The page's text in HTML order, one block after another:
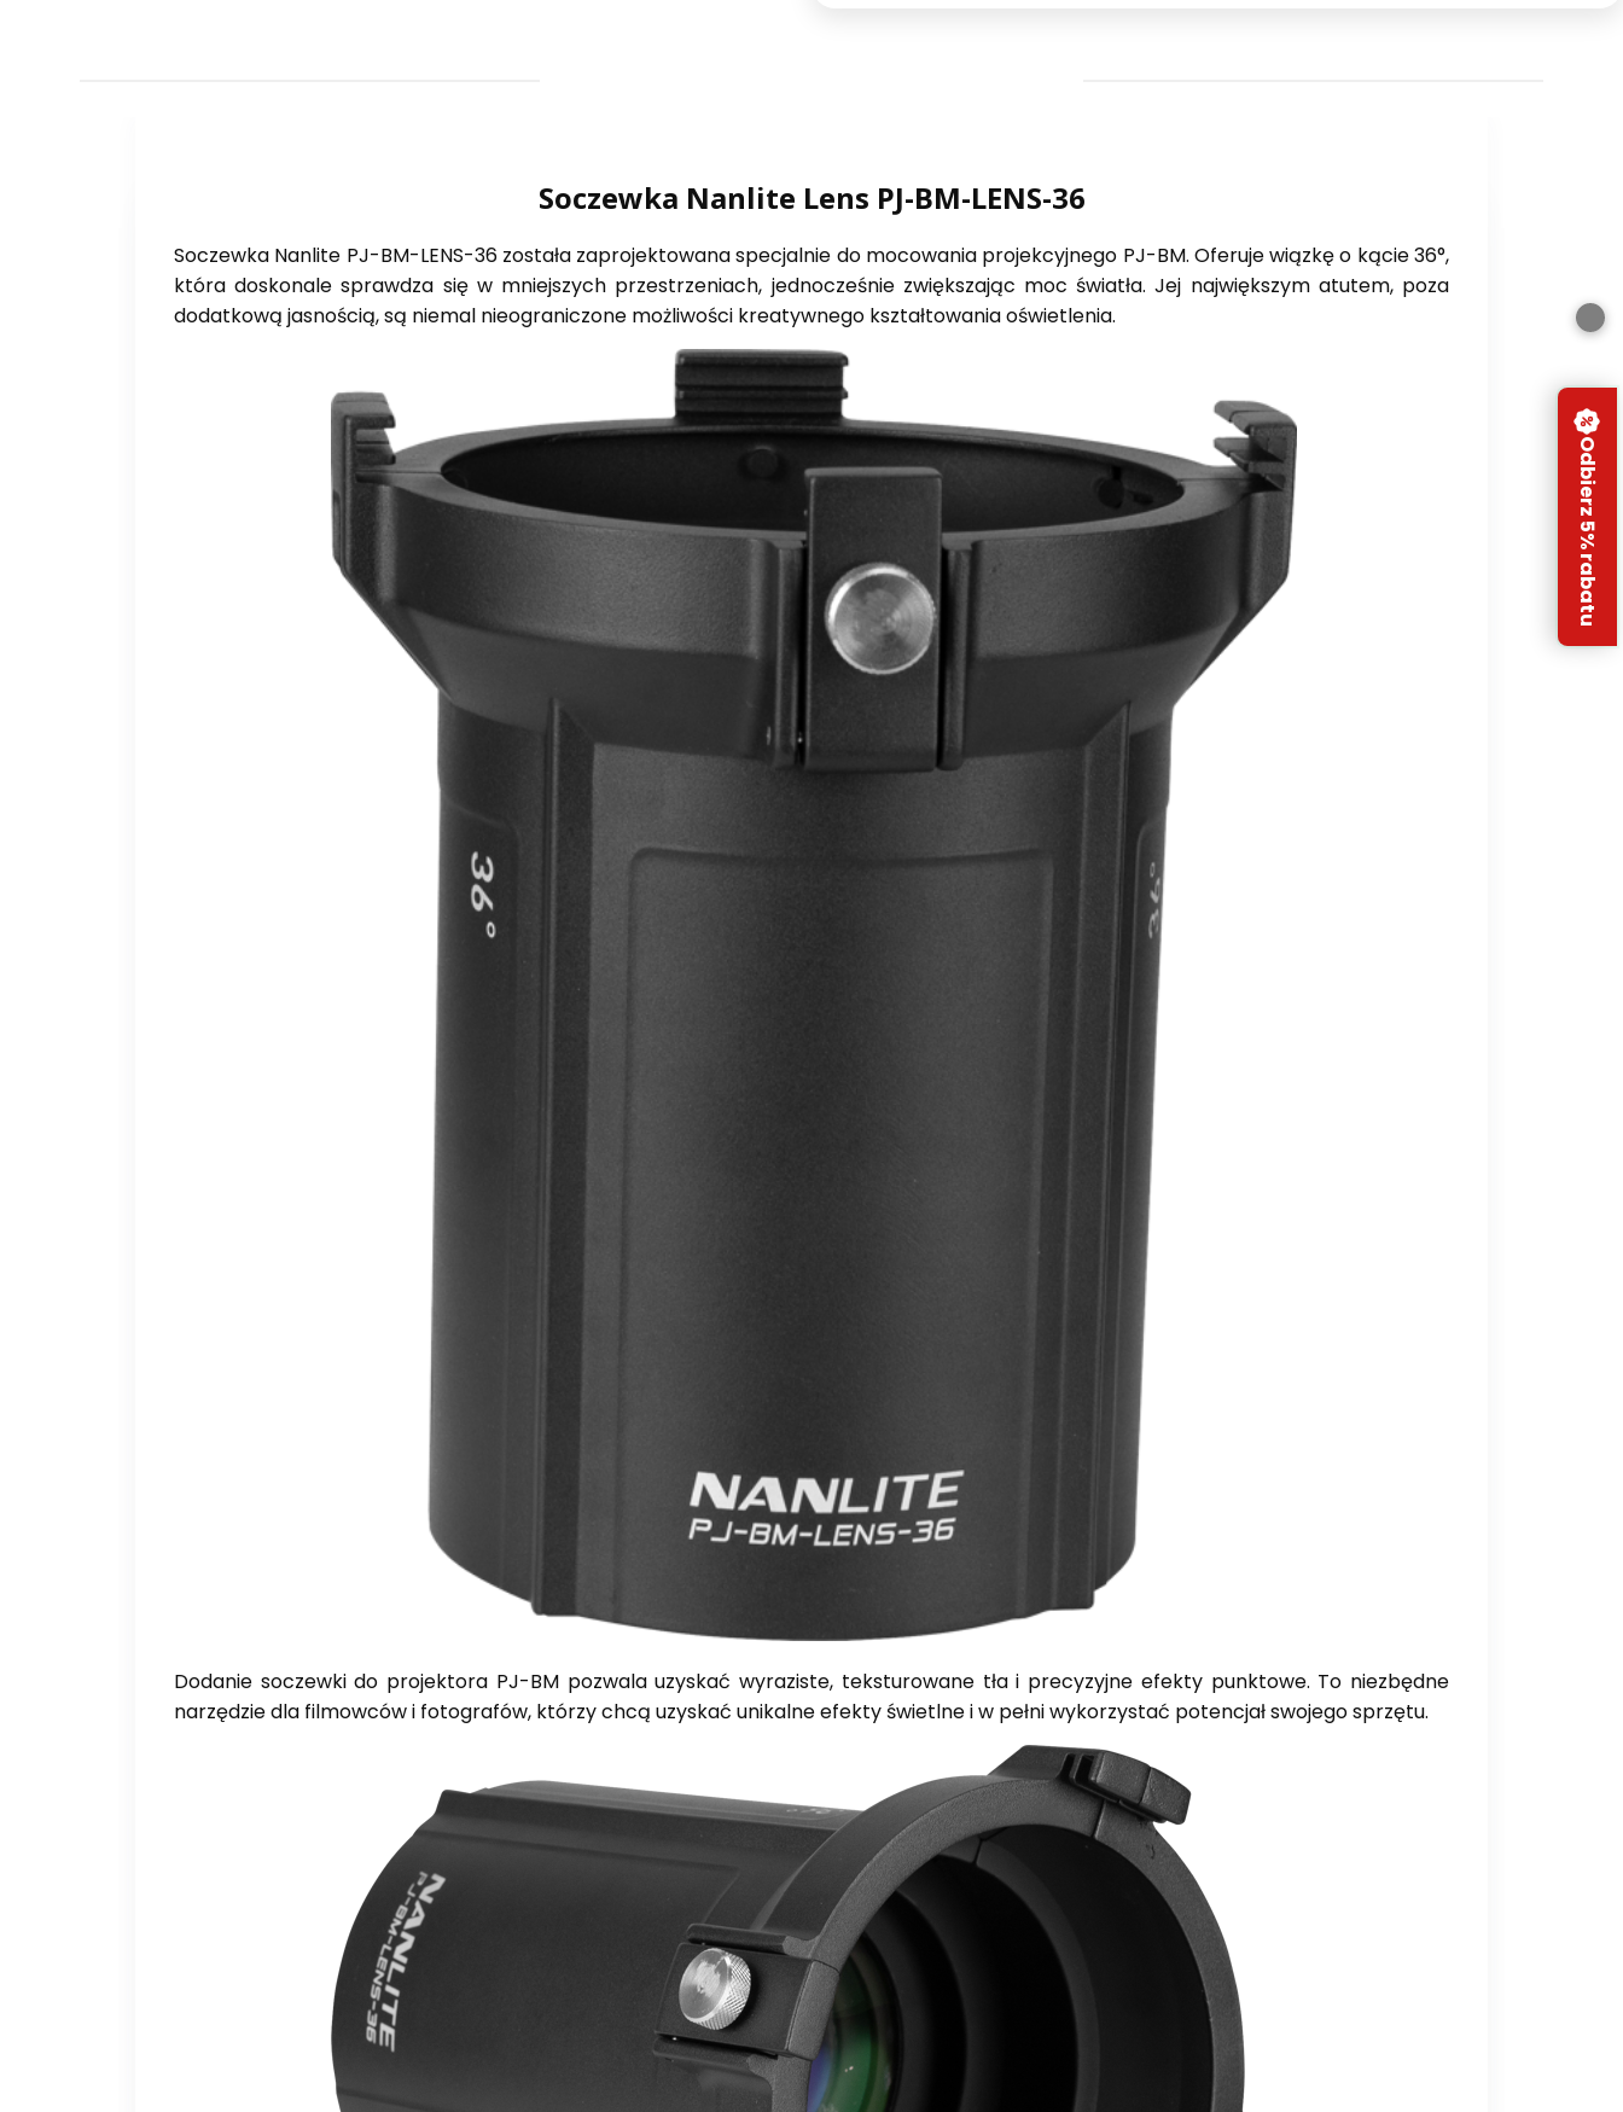
Soczewka Nanlite Lens PJ-BM-LENS-36
Soczewka Nanlite PJ-BM-LENS-36 została zaprojektowana specjalnie do mocowania projekcyjnego PJ-BM. Oferuje wiązkę o kącie 36°,
która doskonale sprawdza się w mniejszych przestrzeniach, jednocześnie zwiększając moc światła. Jej największym atutem, poza
dodatkową jasnością, są niemal nieograniczone możliwości kreatywnego kształtowania oświetlenia.
Dodanie soczewki do projektora PJ-BM pozwala uzyskać wyraziste, teksturowane tła i precyzyjne efekty punktowe. To niezbędne
narzędzie dla filmowców i fotografów, którzy chcą uzyskać unikalne efekty świetlne i w pełni wykorzystać potencjał swojego sprzętu.
Odbierz 5% rabatu